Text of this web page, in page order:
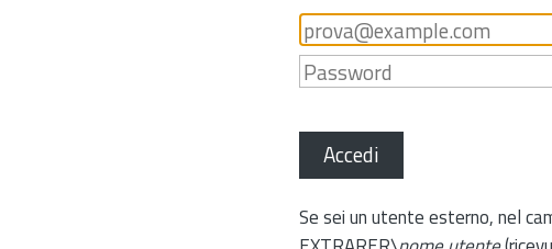
Accedi
Se sei un utente esterno, nel